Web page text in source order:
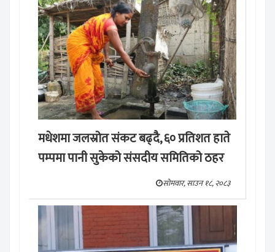
मङ्लबार, साउन १९, २०८३
मधेशमा जलस्रोत संकट बढ्दै, ६० प्रतिशत हाते
पम्पमा पानी सुकेको संसदीय समितिको ठहर
सोमवार, साउन १८, २०८३